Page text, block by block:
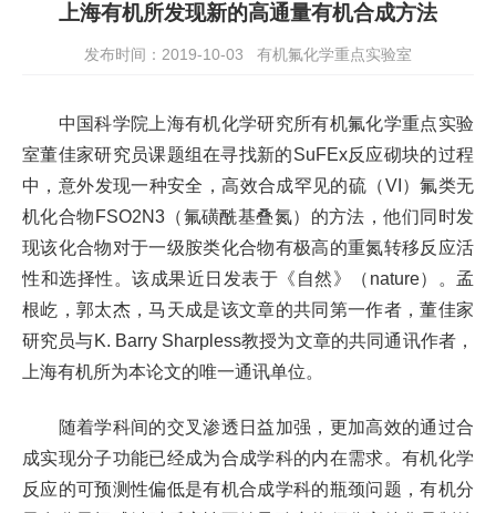
上海有机所发现新的高通量有机合成方法
发布时间：2019-10-03 有机氟化学重点实验室
中国科学院上海有机化学研究所有机氟化学重点实验
室董佳家研究员课题组在寻找新的SuFEx反应砌块的过程
中，意外发现一种安全，高效合成罕见的硫（VI）氟类无
机化合物FSO2N3（氟磺酰基叠氮）的方法，他们同时发
现该化合物对于一级胺类化合物有极高的重氮转移反应活
性和选择性。该成果近日发表于《自然》（nature）。孟
根屹，郭太杰，马天成是该文章的共同第一作者，董佳家
研究员与K. Barry Sharpless教授为文章的共同通讯作者，
上海有机所为本论文的唯一通讯单位。
随着学科间的交叉渗透日益加强，更加高效的通过合
成实现分子功能已经成为合成学科的内在需求。有机化学
反应的可预测性偏低是有机合成学科的瓶颈问题，有机分